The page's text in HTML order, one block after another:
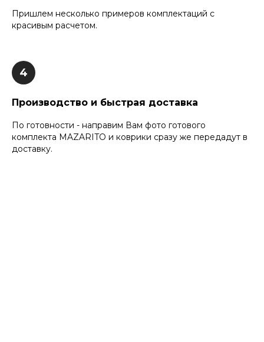
Пришлем несколько примеров комплектаций с
красивым расчетом.
Производство и быстрая доставка
По готовности - направим Вам фото готового
комплекта MAZARITO и коврики сразу же передадут в
доставку.